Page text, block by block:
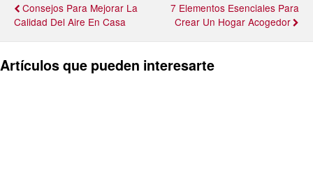
Consejos Para Mejorar La
Calidad Del Aire En Casa
7 Elementos Esenciales Para
Crear Un Hogar Acogedor
Artículos que pueden interesarte